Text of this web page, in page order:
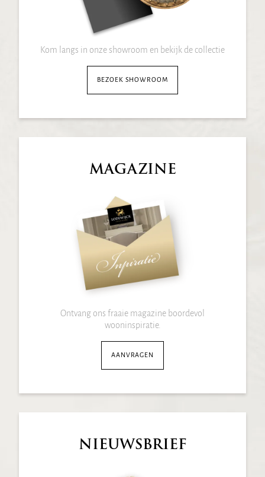
Kom langs in onze showroom en bekijk de collectie
BEZOEK SHOWROOM
MAGAZINE
Ontvang ons fraaie magazine boordevol
wooninspiratie.
AANVRAGEN
NIEUWSBRIEF